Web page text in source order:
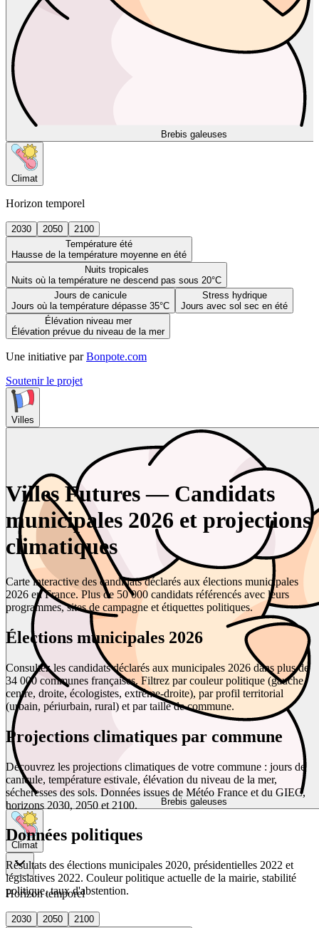
Brebis galeuses
Climat
Horizon temporel
2030 2050
2100
Température été
Hausse de la température moyenne en été
Nuits tropicales
Nuits où la température ne descend pas sous 20°C
Jours de canicule
Jours où la température dépasse 35°C
Stress hydrique
Jours avec sol sec en été
Élévation niveau mer
Élévation prévue du niveau de la mer
Une initiative par Bonpote.com
Soutenir le projet
Villes
Brebis galeuses
Climat
Horizon temporel
2030 2050
2100
Villes Futures — Candidats
municipales 2026 et projections
climatiques
Carte interactive des candidats déclarés aux élections municipales
2026 en France. Plus de 50 000 candidats référencés avec leurs
programmes, sites de campagne et étiquettes politiques.
Élections municipales 2026
Consultez les candidats déclarés aux municipales 2026 dans plus de
34 000 communes françaises. Filtrez par couleur politique (gauche,
centre, droite, écologistes, extrême-droite), par profil territorial
(urbain, périurbain, rural) et par taille de commune.
Projections climatiques par commune
Découvrez les projections climatiques de votre commune : jours de
canicule, température estivale, élévation du niveau de la mer,
sécheresses des sols. Données issues de Météo France et du GIEC,
horizons 2030, 2050 et 2100.
Données politiques
Résultats des élections municipales 2020, présidentielles 2022 et
législatives 2022. Couleur politique actuelle de la mairie, stabilité
politique, taux d'abstention.